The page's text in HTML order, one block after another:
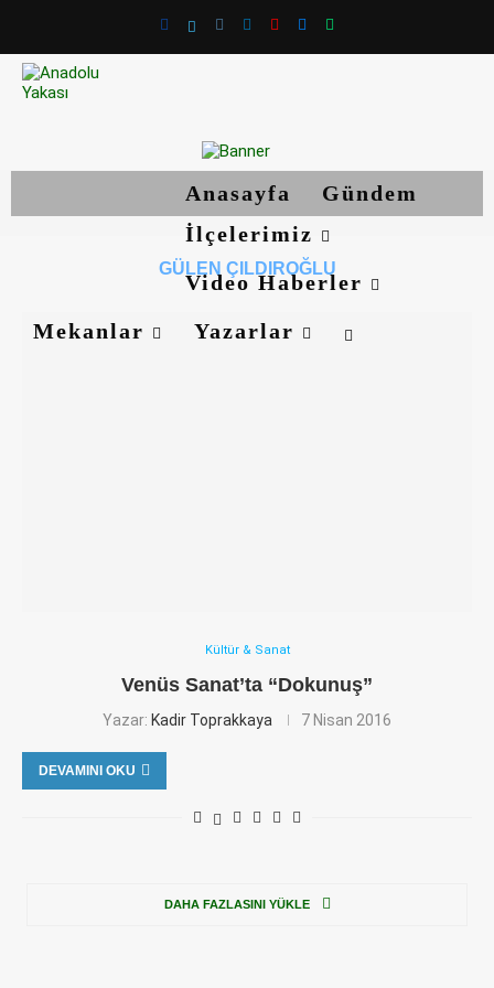
Anasayfa
Gündem
İlçelerimiz
Video Haberler
Mekanlar
Yazarlar
GÜLEN ÇILDIROĞLU
Kültür & Sanat
Venüs Sanat’ta “Dokunuş”
Yazar: Kadir Toprakkaya 7 Nisan 2016
DEVAMINI OKU
DAHA FAZLASINI YÜKLE